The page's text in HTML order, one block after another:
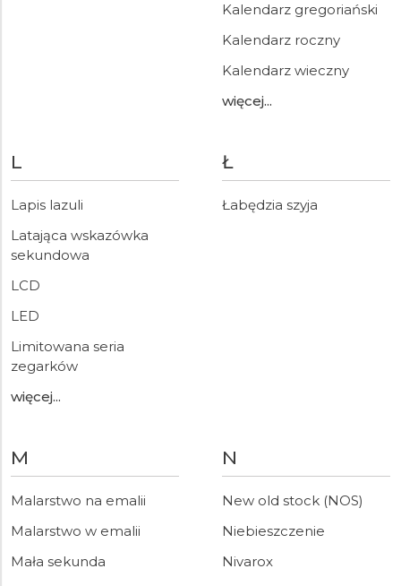
Kalendarz gregoriański
Kalendarz roczny
Kalendarz wieczny
więcej...
L
Lapis lazuli
Latająca wskazówka
sekundowa
LCD
LED
Limitowana seria
zegarków
więcej...
Ł
Łabędzia szyja
M
Malarstwo na emalii
Malarstwo w emalii
Mała sekunda
N
New old stock (NOS)
Niebieszczenie
Nivarox